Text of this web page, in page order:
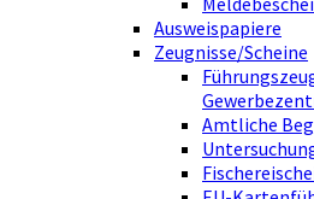
Ausweispapiere
Zeugnisse/Scheine
Amtliche